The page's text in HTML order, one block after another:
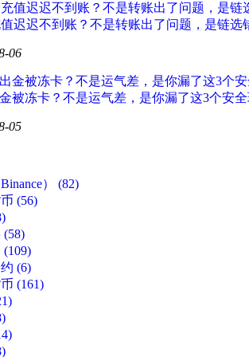
迟迟不到账？不是转账出了问题，是链选
06
被冻卡？不是运气差，是你漏了这3个安
05
）
(82)
(56)
(58)
(109)
(6)
(161)